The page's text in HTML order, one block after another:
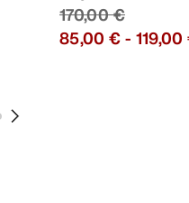
170,00 €
85,00 €-